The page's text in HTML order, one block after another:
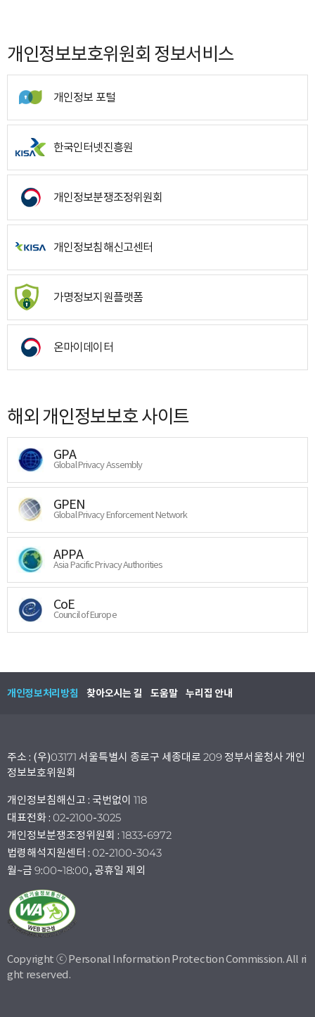
개인정보보호위원회 정보서비스
개인정보 포털
한국인터넷진흥원
개인정보분쟁조정위원회
개인정보침해신고센터
가명정보지원플랫폼
온마이데이터
해외 개인정보보호 사이트
GPA
Global Privacy Assembly
GPEN
Global Privacy Enforcement Network
APPA
Asia Pacific Privacy Authorities
CoE
Council of Europe
개인정보처리방침 찾아오시는 길 도움말 누리집 안내
주소 : (우)03171 서울특별시 종로구 세종대로 209 정부서울청사 개인
정보보호위원회
개인정보침해신고 : 국번없이 118
대표전화 : 02-2100-3025
개인정보분쟁조정위원회 : 1833-6972
법령해석지원센터 : 02-2100-3043
월~금 9:00~18:00, 공휴일 제외
Copyright ⓒ Personal Information Protection Commission. All ri
ght reserved.